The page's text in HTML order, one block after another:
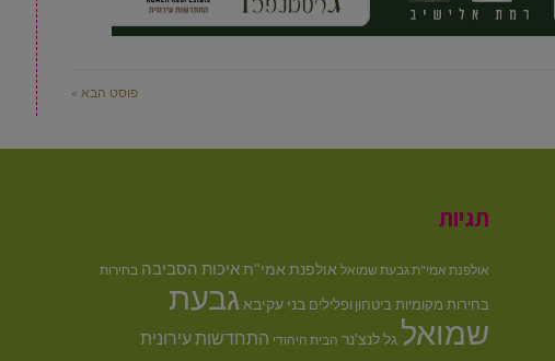
פוסט הבא »
תגיות
אולפנת אמי"ת גבעת שמואל אולפנת אמי''תאיכות הסביבה בחירות
בחירות מקומיותביטחון ופלילים בני עקיבא גבעת
שמואל גל לנצ'נר הבית היהודי התחדשות עירונית